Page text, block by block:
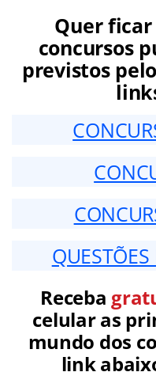
Quer
concursos
previstos
Receba
celular as
mundo dos
link